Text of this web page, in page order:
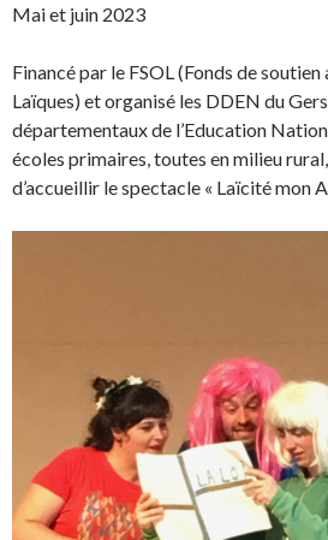
Mai et juin 2023
Financé par le FSOL (Fonds de
Laïques) et organisé les DDEN du
départementaux de l’Education
écoles primaires, toutes en milieu
d’accueillir le spectacle « Laïcité mon